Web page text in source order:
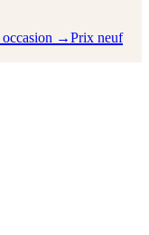
occasion →Prix neuf